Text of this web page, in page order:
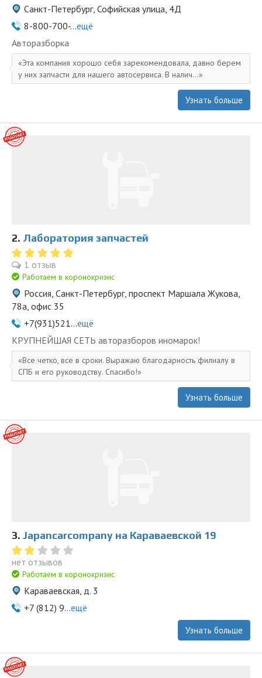
Санкт-Петербург, Софийская улица, 4Д
8-800-700-...ещё
Авторазборка
Эта компания хорошо себя зарекомендовала, давно берем
у них запчасти для нашего автосервиса. В налич...
Узнать больше
2. Лаборатория запчастей
1 отзыв
Работаем в коронокризис
Россия, Санкт-Петербург, проспект Маршала Жукова,
78а, офис 35
+7(931)521...ещё
KPУПНЕЙШAЯ СЕTЬ aвторазбopов иномapoк!
Все четко, все в сроки. Выражаю благодарность филиалу в
СПБ и его руководству. Спасибо!
Узнать больше
3. Japancarcompany на Караваевской 19
нет отзывов
Работаем в коронокризис
Караваевская, д. 3
+7 (812) 9...ещё
Узнать больше